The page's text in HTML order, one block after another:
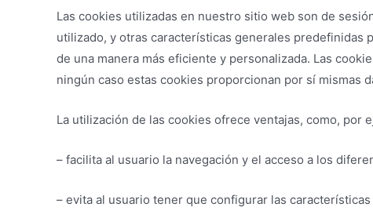
Las cookies utilizadas en nuestro sitio web son de
utilizado, y otras características generales predefinidas
de una manera más eficiente y personalizada. Las
ningún caso estas cookies proporcionan por sí mismas
La utilización de las cookies ofrece ventajas, como, por
– facilita al usuario la navegación y el acceso a los
– evita al usuario tener que configurar las